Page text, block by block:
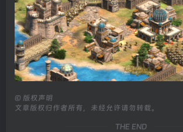
© 版权声明
文章版权归作者所有，未经允许请勿转载。
THE END